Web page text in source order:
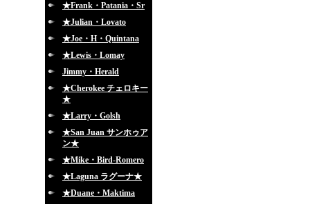
★Frank・Patania・Sr
★Julian・Lovato
★Joe・H・Quintana
★Lewis・Lomay
Jimmy・Herald
★Cherokee チェロキー
★
★Larry・Golsh
★San Juan サンホゥア
ン★
★Mike・Bird-Romero
★Laguna ラグーナ★
★Duane・Maktima